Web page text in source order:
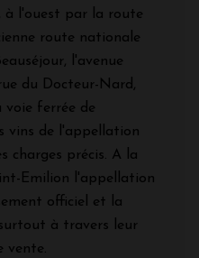
à l'ouest par la route
route nationale
l'avenue
du Docteur-Nard,
voie ferrée de
vins de l'appellation
charges précis. A la
Emilion l'appellation
officiel et la
à travers leur
vente.